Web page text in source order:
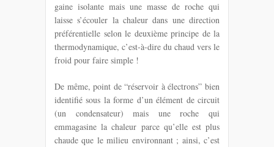
gaine isolante mais une masse de roche qui
laisse s’écouler la chaleur dans une direction
préférentielle selon le deuxième principe de la
thermodynamique, c’est-à-dire du chaud vers le
froid pour faire simple !
De même, point de “réservoir à électrons” bien
identifié sous la forme d’un élément de circuit
(un condensateur) mais une roche qui
emmagasine la chaleur parce qu’elle est plus
chaude que le milieu environnant ; ainsi, c’est